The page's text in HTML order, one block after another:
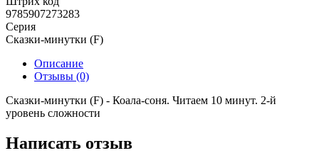
9785907273283
Серия
Сказки-минутки (F)
Описание
Отзывы (0)
Сказки-минутки (F) - Коала-соня. Читаем 10 минут. 2-й
уровень сложности
Написать отзыв